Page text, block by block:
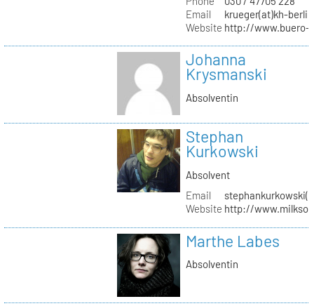
Email
krueger(at)kh-
Website http://www.buero-
Johanna
Krysmanski
Absolventin
Stephan
Kurkowski
Absolvent
Email
Website http://
Marthe Labes
Absolventin